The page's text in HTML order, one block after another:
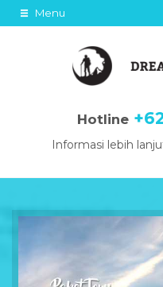
Menu
Hotline
Informasi lebih